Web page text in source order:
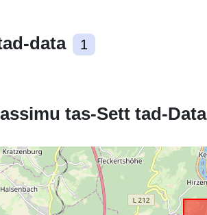
data 1
tas-Sett tad-Data